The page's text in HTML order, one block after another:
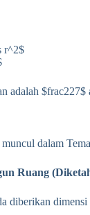
r^2$
adalah
dalam
Ruang
diberikan